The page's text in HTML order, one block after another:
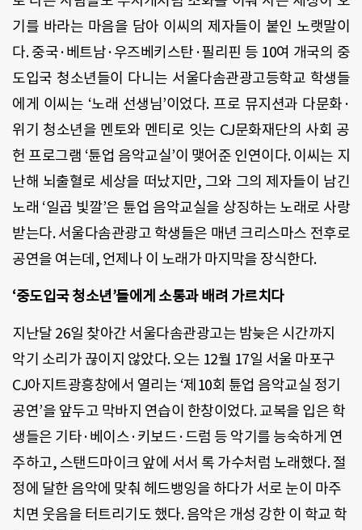
기를 바라는 마음을 담아 이씨의 제자들이 붙인 노랫말이
다. 중국·베트남·우즈베키스탄·필리핀 등 10여 개국의 중
도입국 청소년들이 다니는 서울다솜관광고등학교 학생들
에게 이씨는 ‘노래 선생님’이었다. 프로 뮤지션과 다문화·
위기 청소년을 멘토와 멘티로 잇는 CJ문화재단의 사회 공
헌 프로그램 ‘튠업 음악교실’이 맺어준 인연이다. 이씨는 지
난해 뇌출혈로 세상을 떠났지만, 그와 그의 제자들이 남긴
노래 ‘일곱 빛깔’은 튠업 음악교실을 상징하는 노래로 사랑
받는다. 서울다솜관광고 학생들은 매년 크리스마스 전후로
공연을 여는데, 언제나 이 노래가 마지막을 장식한다.
‘중도입국 청소년’들에게 소통과 배려 가르치다
지난달 26일 찾아간 서울다솜관광고는 밤늦은 시간까지
악기 소리가 끊이지 않았다. 오는 12월 17일 서울 마포구
CJ아지트광흥창에서 열리는 ‘제10회 튠업 음악교실 정기
공연’을 앞두고 막바지 연습이 한창이었다. 교복을 입은 학
생들은 기타·베이스·키보드·드럼 등 악기를 능숙하게 연
주하고, 스탠드마이크 앞에 서서 록 가수처럼 노래했다. 절
정에 달한 음악에 맞춰 헤드뱅잉을 하다가 서로 눈이 마주
치면 웃음을 터트리기도 했다. 음악은 개성 강한 이 학교 학